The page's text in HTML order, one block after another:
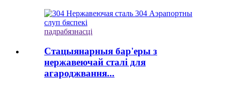
падрабязнасці
Стацыянарныя бар'еры з
нержавеючай сталі для
агароджвання...